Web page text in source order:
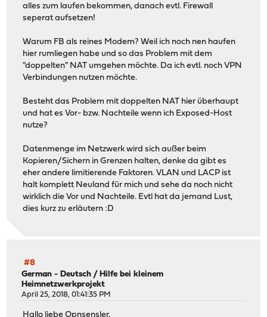
alles zum laufen bekommen, danach evtl. Firewall
seperat aufsetzen!
Warum FB als reines Modem? Weil ich noch nen haufen
hier rumliegen habe und so das Problem mit dem
"doppelten" NAT umgehen möchte. Da ich evtl. noch VPN
Verbindungen nutzen möchte.
Besteht das Problem mit doppelten NAT hier überhaupt
und hat es Vor- bzw. Nachteile wenn ich Exposed-Host
nutze?
Datenmenge im Netzwerk wird sich außer beim
Kopieren/Sichern in Grenzen halten, denke da gibt es
eher andere limitierende Faktoren. VLAN und LACP ist
halt komplett Neuland für mich und sehe da noch nicht
wirklich die Vor und Nachteile. Evtl hat da jemand Lust,
dies kurz zu erläutern :D
#8
German - Deutsch / Hilfe bei kleinem
Heimnetzwerkprojekt
April 25, 2018, 01:41:35 PM
Hallo liebe Opnsensler,